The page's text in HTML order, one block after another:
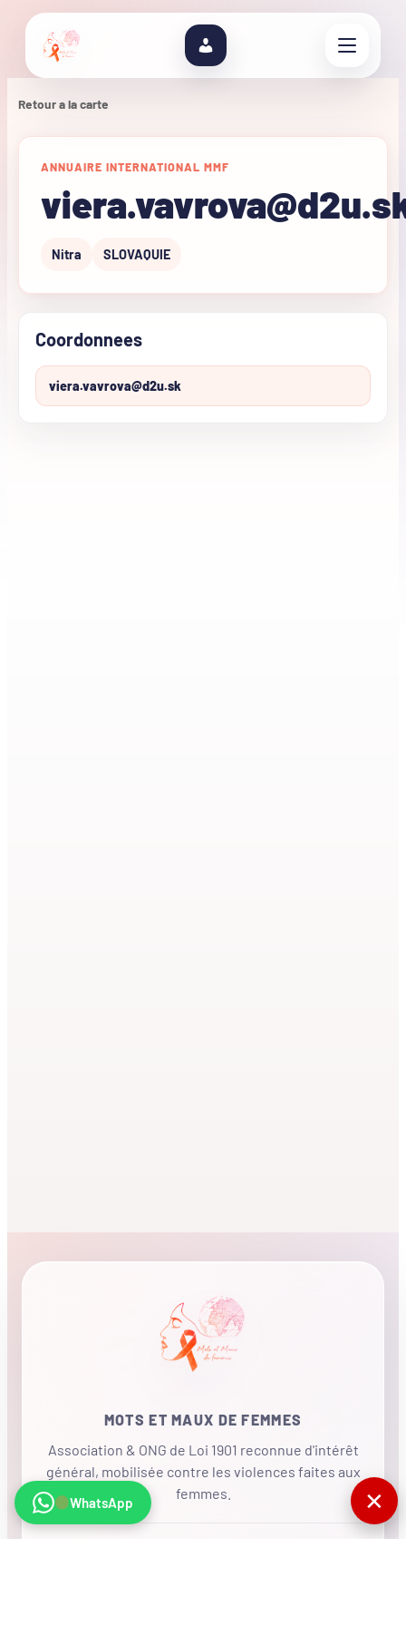
Retour a la carte
ANNUAIRE INTERNATIONAL MMF
Nitra SLOVAQUIE
Coordonnees
viera.vavrova@d2u.sk
MOTS ET MAUX DE FEMMES
Association & ONG de Loi 1901 reconnue d'intérêt
général, mobilisée contre les violences faites aux
femmes.
WhatsApp ✕